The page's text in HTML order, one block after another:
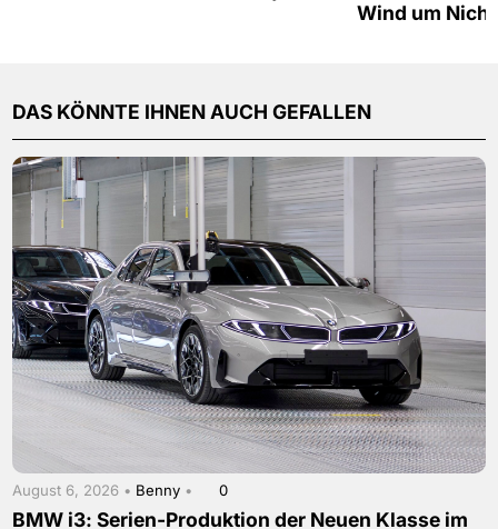
Wind um
DAS KÖNNTE IHNEN AUCH GEFALLEN
August 6, 2026 • Benny • 0
BMW i3: Serien-Produktion der Neuen Klasse im